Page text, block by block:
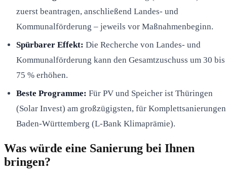
zuerst beantragen, anschließend Landes- und
Kommunalförderung – jeweils vor Maßnahmenbeginn.
Spürbarer Effekt: Die Recherche von Landes- und
Kommunalförderung kann den Gesamtzuschuss um 30 bis
75 % erhöhen.
Beste Programme: Für PV und Speicher ist Thüringen
(Solar Invest) am großzügigsten, für Komplettsanierungen
Baden-Württemberg (L-Bank Klimaprämie).
Was würde eine Sanierung bei Ihnen
bringen?